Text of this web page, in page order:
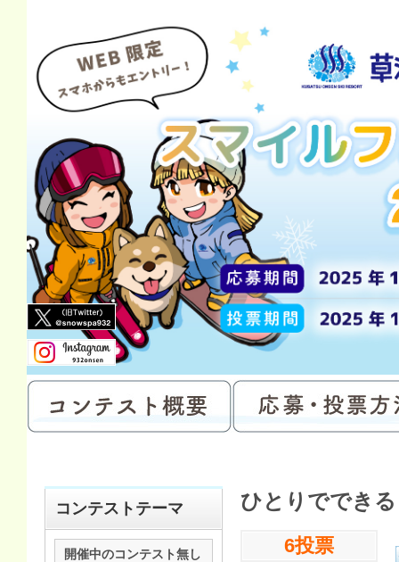
コンテストテーマ
開催中のコンテスト無し
ひとりででき
6投票